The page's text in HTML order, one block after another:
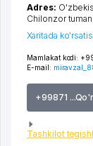
Mamlakat kodi:
E-mail:
+99871
Tashkilot
Adres:
Chilonzor tumani
Xaritada